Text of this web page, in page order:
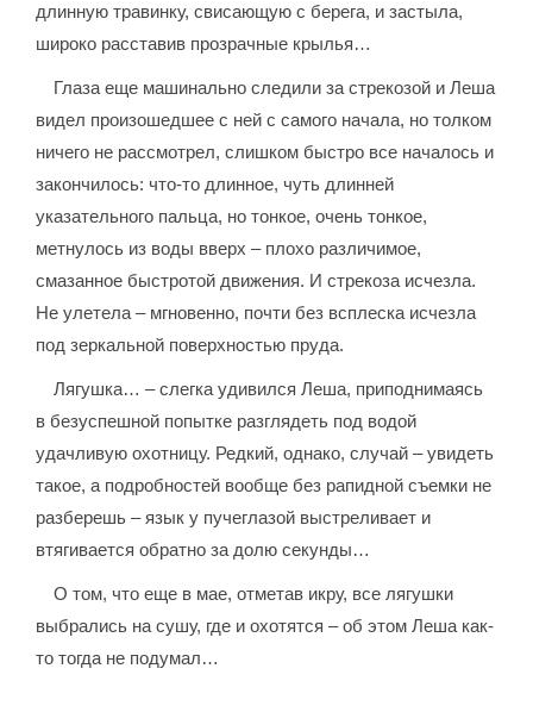
длинную травинку, свисающую с берега, и застыла,
широко расставив прозрачные крылья…
Глаза еще машинально следили за стрекозой и Леша
видел произошедшее с ней с самого начала, но толком
ничего не рассмотрел, слишком быстро все началось и
закончилось: что-то длинное, чуть длинней
указательного пальца, но тонкое, очень тонкое,
метнулось из воды вверх – плохо различимое,
смазанное быстротой движения. И стрекоза исчезла.
Не улетела – мгновенно, почти без всплеска исчезла
под зеркальной поверхностью пруда.
Лягушка… – слегка удивился Леша, приподнимаясь
в безуспешной попытке разглядеть под водой
удачливую охотницу. Редкий, однако, случай – увидеть
такое, а подробностей вообще без рапидной съемки не
разберешь – язык у пучеглазой выстреливает и
втягивается обратно за долю секунды…
О том, что еще в мае, отметав икру, все лягушки
выбрались на сушу, где и охотятся – об этом Леша как-
то тогда не подумал…